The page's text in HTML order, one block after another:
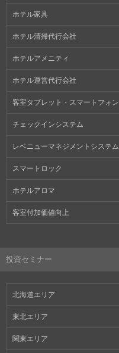
ホテル家具
ホテル清掃代行会社
ホテルアメニティ
ホテル運営代行会社
客室タブレット・スマートフォン
チェックインシステム
レベニューマネジメントシステム
スマートロック
ホテルアロマ
客室付加価値向上
投資セミナー
北海道エリア
東北エリア
関東エリア